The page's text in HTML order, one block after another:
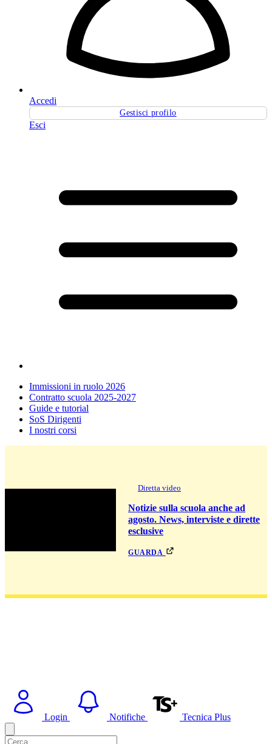
Accedi
Gestisci profilo
Esci
Immissioni in ruolo 2026
Contratto scuola 2025-2027
Guide e tutorial
SoS Dirigenti
I nostri corsi
Diretta video
Notizie sulla scuola anche ad
agosto. News, interviste e dirette
esclusive
guarda
Login Notifiche Tecnica Plus